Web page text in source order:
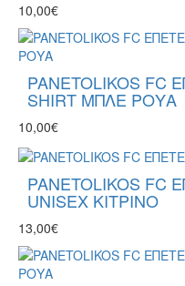
10,00€
PANETOLIKOS FC
SHIRT ΜΠΛΕ ΡΟΥΑ
10,00€
PANETOLIKOS FC
UNISEX ΚΙΤΡΙΝΟ
13,00€